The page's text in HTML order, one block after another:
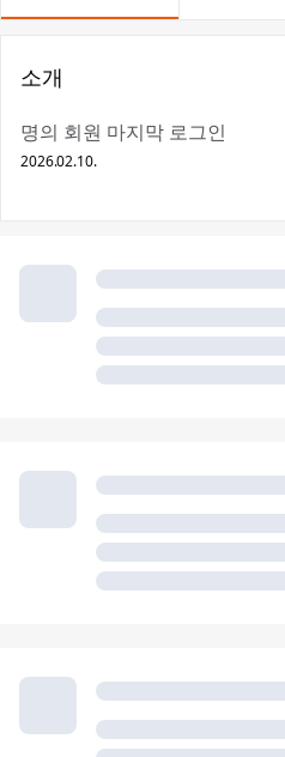
소개
명의 회원 마지막 로그인
2026.02.10.